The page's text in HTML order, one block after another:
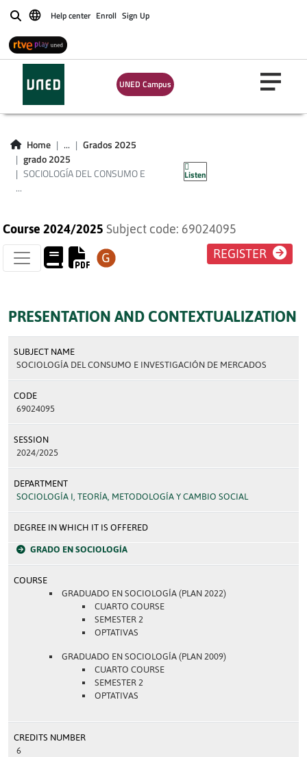
BuscarHelp center Enroll Sign Up
UNED Campus
Home ...
Grados 2025
grado 2025
SOCIOLOGÍA DEL CONSUMO E
...
Listen
SOCIOLOGÍA DEL
CONSUMO E
INVESTIGACIÓN DE
MERCADOS
Course 2024/2025 Subject code: 69024095
REGISTER
PRESENTATION AND CONTEXTUALIZATION
SUBJECT NAME
SOCIOLOGÍA DEL CONSUMO E INVESTIGACIÓN DE MERCADOS
CODE
69024095
SESSION
2024/2025
DEPARTMENT
SOCIOLOGÍA I, TEORÍA, METODOLOGÍA Y CAMBIO SOCIAL
DEGREE IN WHICH IT IS OFFERED
GRADO EN SOCIOLOGÍA
COURSE
GRADUADO EN SOCIOLOGÍA (PLAN 2022)
CUARTO COURSE
SEMESTER 2
OPTATIVAS
GRADUADO EN SOCIOLOGÍA (PLAN 2009)
CUARTO COURSE
SEMESTER 2
OPTATIVAS
CREDITS NUMBER
6